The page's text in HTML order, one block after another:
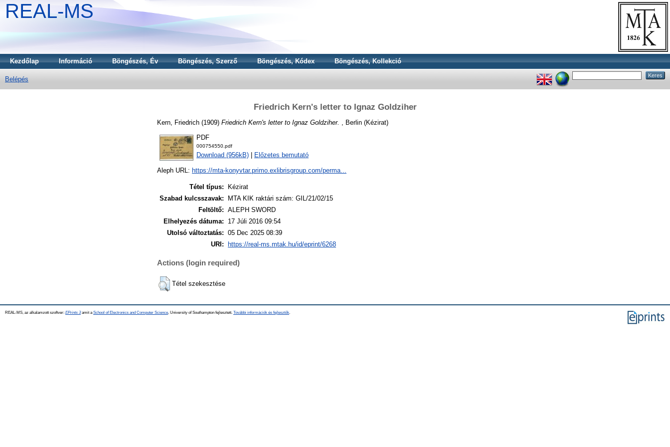
REAL-MS
Kezdőlap Információ Böngészés, Év Böngészés, Szerző Böngészés, Kódex Böngészés, Kollekció
Belépés
Friedrich Kern's letter to Ignaz Goldziher
Kern, Friedrich (1909) Friedrich Kern's letter to Ignaz Goldziher. , Berlin (Kézirat)
PDF
000754550.pdf
Download (956kB) Előzetes bemutató
Aleph URL: https://mta-konyvtar.primo.exlibrisgroup.com/perma...
Tétel típus:
Kézirat
Szabad kulcsszavak:
MTA KIK raktári szám: GIL/21/02/15
Feltöltő: ALEPH SWORD
Elhelyezés dátuma:
17 Júli 2016 09:54
Utolsó változtatás: 05 Dec 2025 08:39
URI:
https://real-ms.mtak.hu/id/eprint/6268
Actions (login required)
Tétel szekesztése
REAL-MS, az alkalamzott szoftver: EPrints 3amit a School of Electronics and Computer Science , University of Southampton fejlesztett. További információk és fejlesztők